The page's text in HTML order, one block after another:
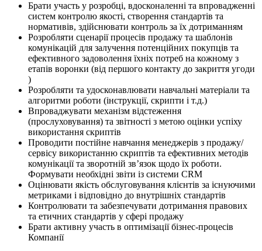
Брати участь у розробці, вдосконаленні та впровадженні
систем контролю якості, створення стандартів та
нормативів, здійснювати контроль за їх дотриманням
Розробляти сценарії процесів продажу та шаблонів
комунікацій для залучення потенційних покупців та
ефективного задоволення їхніх потреб на кожному з
етапів воронки (від першого контакту до закриття угоди
)
Розробляти та удосконавлювати навчальні матеріали та
алгоритми роботи (інструкції, скрипти і т.д.)
Впроваджувати механізм відстеження
(прослуховування) та звітності з метою оцінки успіху
використання скриптів
Проводити постійне навчання менеджерів з продажу/
сервісу використанню скриптів та ефективних методів
комунікації та зворотній зв’язок щодо їх роботи.
Формувати необхідні звіти із системи CRM
Оцінювати якість обслуговування клієнтів за існуючими
метриками і відповідно до внутрішніх стандартів
Контролювати та забезпечувати дотримання правових
та етичних стандартів у сфері продажу
Брати активну участь в оптимізації бізнес-процесів
Компанії